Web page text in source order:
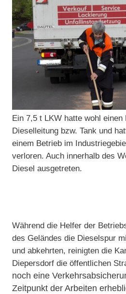
Ein 7,5 t LKW hatte wohl einen
Dieselleitung bzw. Tank und
einem Betrieb im
verloren. Auch innerhalb des
Diesel ausgetreten.
Während die Helfer der
des Geländes die Dieselspur
und abkehrten, reinigten die
Diepersdorf die öffentlichen
noch eine
Zeitpunkt der Arbeiten